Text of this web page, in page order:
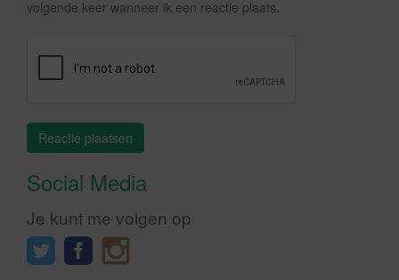
volgende keer wanneer ik een reactie plaats.
Social Media
Je kunt me volgen op